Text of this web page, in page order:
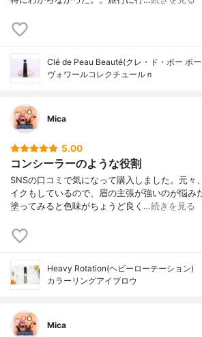
Clé de Peau Beauté(クレ・ド・ポー ボ
ヴォワールコレクチュールｎ
Mica
5.00
コンシーラーのような役割
SNSの口コミで気になって購入しました。元々
イクもしているので、眉の主張が強いのが悩み
塗ってみると色味がちょうど良く…続きを見る
Heavy Rotation(ヘビーローテーション)
カラーリングアイブロウ
Mica